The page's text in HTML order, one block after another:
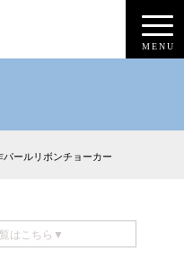
MENU
パールリボンチョーカー
はこちら▼